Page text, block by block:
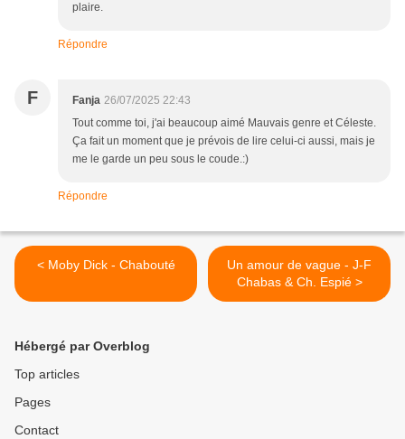
plaire.
Répondre
F Fanja 26/07/2025 22:43
Tout comme toi, j'ai beaucoup aimé Mauvais genre et Céleste.
Ça fait un moment que je prévois de lire celui-ci aussi, mais je
me le garde un peu sous le coude.:)
Répondre
< Moby Dick - Chabouté
Un amour de vague - J-F
Chabas & Ch. Espié >
Hébergé par Overblog
Top articles
Pages
Contact